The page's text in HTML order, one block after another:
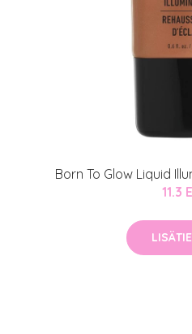
Born To Glow Liquid
11.3